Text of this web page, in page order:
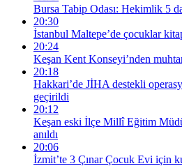
Bursa Tabip Odası: Hekimlik 5
20:30
İstanbul Maltepe’de çocuklar
20:24
Keşan Kent Konseyi’nden
20:18
Hakkari’de JİHA destekli
geçirildi
20:12
Keşan eski İlçe Millî Eğitim
anıldı
20:06
İzmit’te 3 Çınar Çocuk Evi için